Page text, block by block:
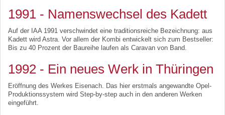
1991 - Namenswechsel des Kadett
Auf der IAA 1991 verschwindet eine traditionsreiche Bezeichnung: aus
Kadett wird Astra. Vor allem der Kombi entwickelt sich zum Bestseller:
Bis zu 40 Prozent der Baureihe laufen als Caravan von Band.
1992 - Ein neues Werk in Thüringen
Eröffnung des Werkes Eisenach. Das hier erstmals angewandte Opel-
Produktionssystem wird Step-by-step auch in den anderen Werken
eingeführt.